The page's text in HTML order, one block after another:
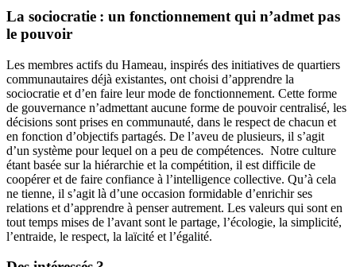
La sociocratie : un fonctionnement qui n’admet pas
le pouvoir
Les membres actifs du Hameau, inspirés des initiatives de quartiers
communautaires déjà existantes, ont choisi d’apprendre la
sociocratie et d’en faire leur mode de fonctionnement. Cette forme
de gouvernance n’admettant aucune forme de pouvoir centralisé, les
décisions sont prises en communauté, dans le respect de chacun et
en fonction d’objectifs partagés. De l’aveu de plusieurs, il s’agit
d’un système pour lequel on a peu de compétences. Notre culture
étant basée sur la hiérarchie et la compétition, il est difficile de
coopérer et de faire confiance à l’intelligence collective. Qu’à cela
ne tienne, il s’agit là d’une occasion formidable d’enrichir ses
relations et d’apprendre à penser autrement. Les valeurs qui sont en
tout temps mises de l’avant sont le partage, l’écologie, la simplicité,
l’entraide, le respect, la laïcité et l’égalité.